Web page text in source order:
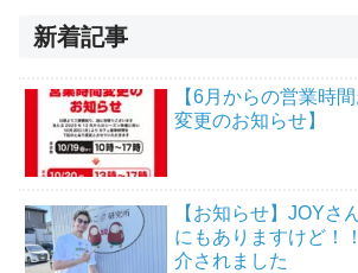
新着記事
【6月からの営業時
変更のお知らせ】
【お知らせ】JOYさ
にもありますけど！
介されました